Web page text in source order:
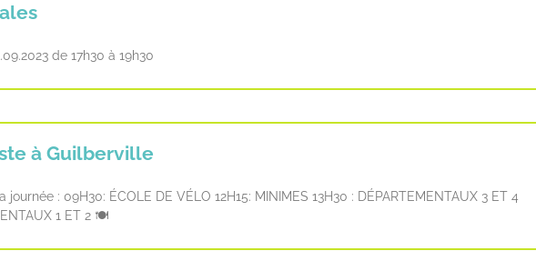
de 17h30 à 19h30
à Guilberville
: 09H30: ÉCOLE DE VÉLO 12H15: MINIMES 13H30 : DÉPARTEMENTAUX 3 ET 4
1 ET 2 🍽